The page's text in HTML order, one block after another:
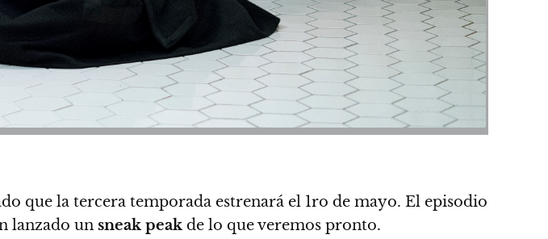
que la tercera temporada estrenará el 1ro de mayo. El episodio
lanzado un sneak peak de lo que veremos pronto.